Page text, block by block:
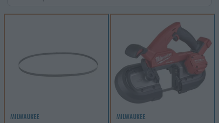
MILWAUKEE MILWAUKEE